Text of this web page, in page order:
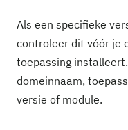
Als een specifieke
controleer dit vóór je
toepassing
domeinnaam,
versie of module.